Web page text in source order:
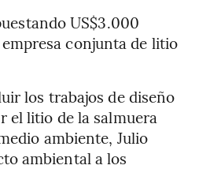
US$3.000
conjunta de litio
los trabajos de diseño
el litio de la salmuera
ambiente, Julio
ambiental a los